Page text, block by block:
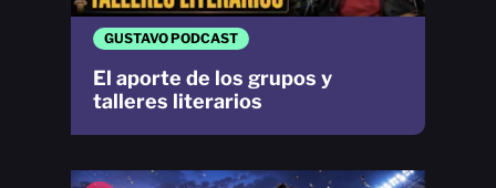
GUSTAVO PODCAST
El aporte de los grupos y
talleres literarios